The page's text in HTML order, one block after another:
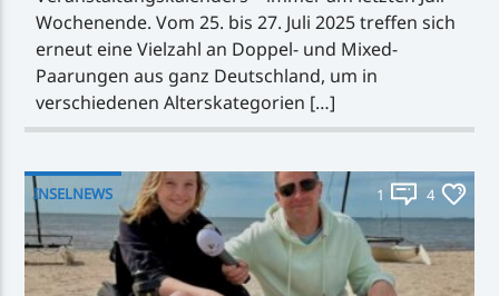
Wochenende. Vom 25. bis 27. Juli 2025 treffen sich
erneut eine Vielzahl an Doppel- und Mixed-
Paarungen aus ganz Deutschland, um in
verschiedenen Alterskategorien […]
INSELNEWS 1 4